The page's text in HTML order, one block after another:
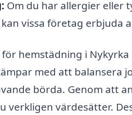
Om du har allergier eller
vissa företag erbjuda
hemstädning i
med att balansera
börda. Genom att
verkligen värdesätter.